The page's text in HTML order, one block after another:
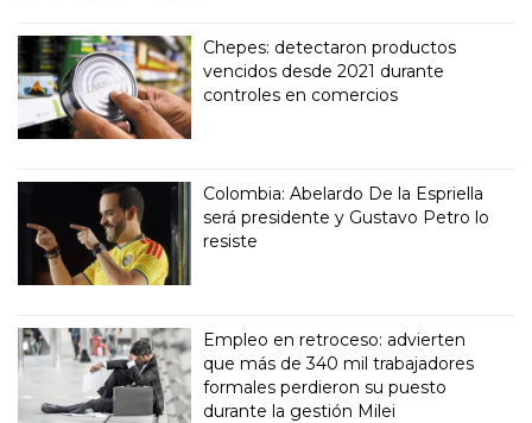
Chepes: detectaron productos
vencidos desde 2021 durante
controles en comercios
Colombia: Abelardo De la Espriella
será presidente y Gustavo Petro lo
resiste
Empleo en retroceso: advierten
que más de 340 mil trabajadores
formales perdieron su puesto
durante la gestión Milei